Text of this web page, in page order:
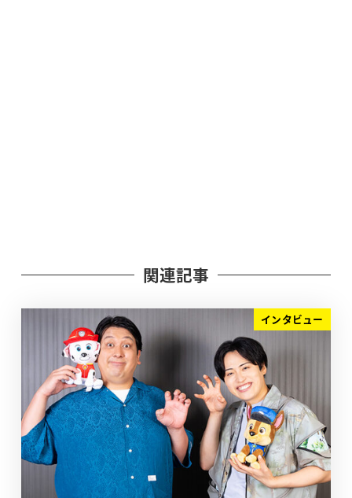
関連記事
インタビュー